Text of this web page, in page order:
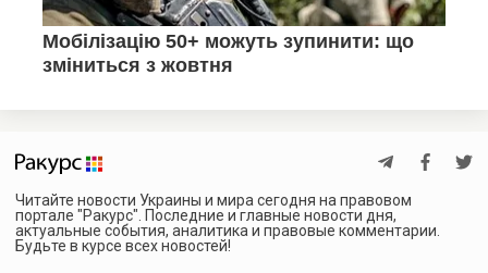
Читайте новости Украины и мира сегодня на правовом
портале "Ракурс". Последние и главные новости дня,
актуальные события, аналитика и правовые комментарии.
Будьте в курсе всех новостей!